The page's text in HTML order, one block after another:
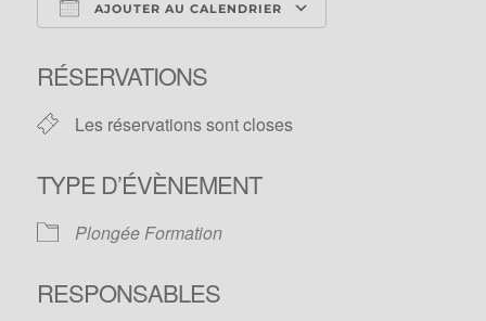
AJOUTER AU CALENDRIER
RÉSERVATIONS
Les réservations sont closes
TYPE D’ÉVÈNEMENT
Plongée Formation
RESPONSABLES